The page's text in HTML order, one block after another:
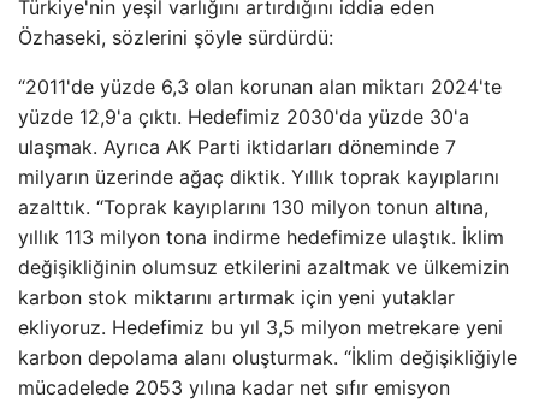
Türkiye'nin yeşil varlığını artırdığını iddia eden
Özhaseki, sözlerini şöyle sürdürdü:
“2011'de yüzde 6,3 olan korunan alan miktarı 2024'te
yüzde 12,9'a çıktı. Hedefimiz 2030'da yüzde 30'a
ulaşmak. Ayrıca AK Parti iktidarları döneminde 7
milyarın üzerinde ağaç diktik. Yıllık toprak kayıplarını
azalttık. “Toprak kayıplarını 130 milyon tonun altına,
yıllık 113 milyon tona indirme hedefimize ulaştık. İklim
değişikliğinin olumsuz etkilerini azaltmak ve ülkemizin
karbon stok miktarını artırmak için yeni yutaklar
ekliyoruz. Hedefimiz bu yıl 3,5 milyon metrekare yeni
karbon depolama alanı oluşturmak. “İklim değişikliğiyle
mücadelede 2053 yılına kadar net sıfır emisyon